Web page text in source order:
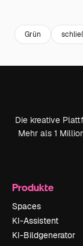
Grün
Die kreative
Mehr als 1
Produkte
Spaces
KI-Assistent
KI-Bildgenerator